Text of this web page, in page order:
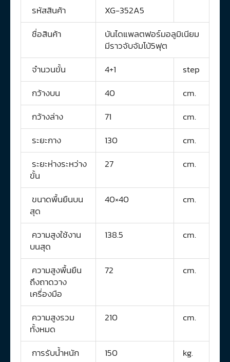
รหัสสินค้า
XG-352A5
ชื่อสินค้า
บันไดแพลตฟอร์มอลูมิเนียม
มีราวจับจัมโบ้5ฟุต
จำนวนขั้น
4+1
step
กว้างบน
40
cm.
กว้างล่าง
71
cm.
ระยะกาง
130
cm.
ระยะห่างระหว่าง
ขั้น
27 cm.
ขนาดพื้นยืนบน
สุด
40×40 cm.
ความสูงใช้งาน
บนสุด
138.5 cm.
ความสูงพื้นยืน
ถึงถาดวาง
เครื่องมือ
72 cm.
ความสูงรวม
ทั้งหมด
210 cm.
การรับน้ำหนัก 150 kg.